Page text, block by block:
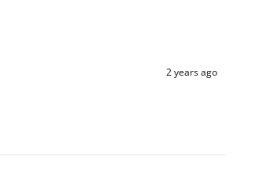
2 years ago